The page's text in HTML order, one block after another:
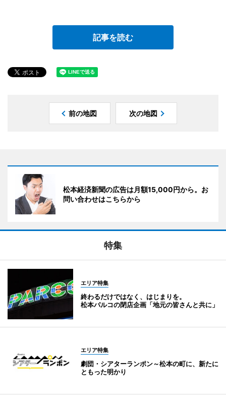
記事を読む
前の地図 次の地図
松本経済新聞の広告は月額15,000円から。お
問い合わせはこちらから
特集
エリア特集
終わるだけではなく、はじまりを。
松本パルコの閉店企画「地元の皆さんと共に」
エリア特集
劇団・シアターランポン～松本の町に、新たに
ともった明かり